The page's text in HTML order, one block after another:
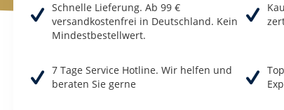
Schnelle Lieferung. Ab 99 €
versandkostenfrei in Deutschland. Kein
Mindestbestellwert.
7 Tage Service Hotline. Wir helfen und
beraten Sie gerne